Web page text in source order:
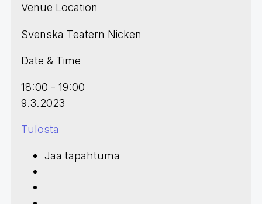
Venue Location
Svenska Teatern Nicken
Date & Time
18:00 - 19:00
9.3.2023
Tulosta
Jaa tapahtuma